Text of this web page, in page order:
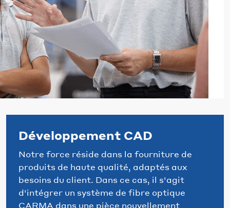
Développement CAD
Notre force réside dans la fourniture de
produits de haute qualité, adaptés aux
besoins du client. Dans ce cas, il s'agit
d'intégrer un système de fibre optique
CARMA dans une pièce nouvellement